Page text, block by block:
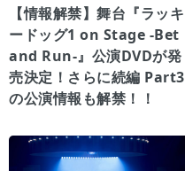
【情報解禁】舞台『ラッキ
ードッグ1 on Stage -Bet
and Run-』公演DVDが発
売決定！さらに続編 Part3
の公演情報も解禁！！